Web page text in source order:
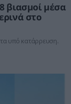
βιασμοί μέσα
στο
υπό κατάρρευση.